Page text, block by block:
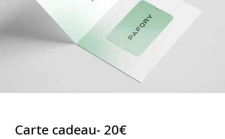
Carte cadeau- 20€